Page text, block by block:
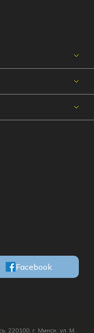
Facebook
г. Минск, ул. М.